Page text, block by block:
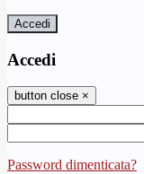
Accedi
Accedi
button close ×
Password dimenticata?